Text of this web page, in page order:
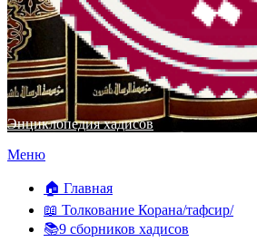
Энциклопедия хадисов
Перейти
содержимому
Меню
🏠 Главная
📖 Толкование Корана/тафсир/
📚9 сборников хадисов